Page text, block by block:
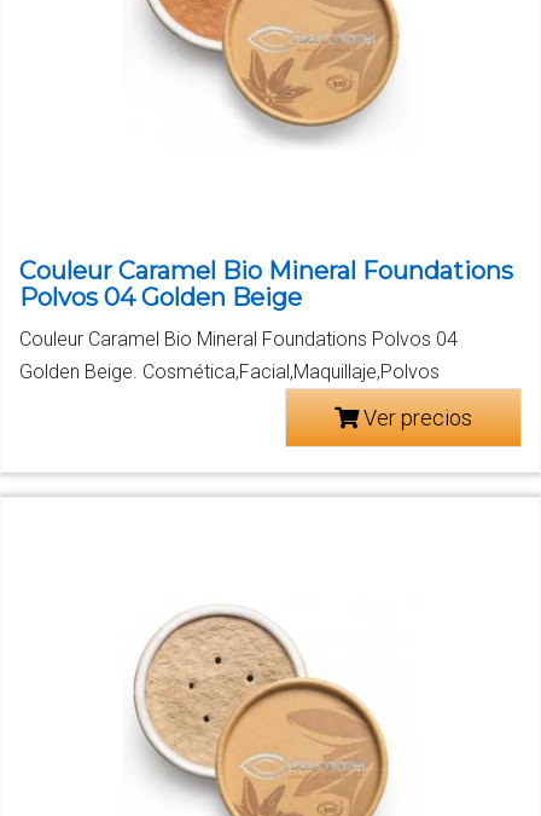
Couleur Caramel Bio Mineral Foundations
Polvos 04 Golden Beige
Couleur Caramel Bio Mineral Foundations Polvos 04
Golden Beige. Cosmética,Facial,Maquillaje,Polvos
Ver precios